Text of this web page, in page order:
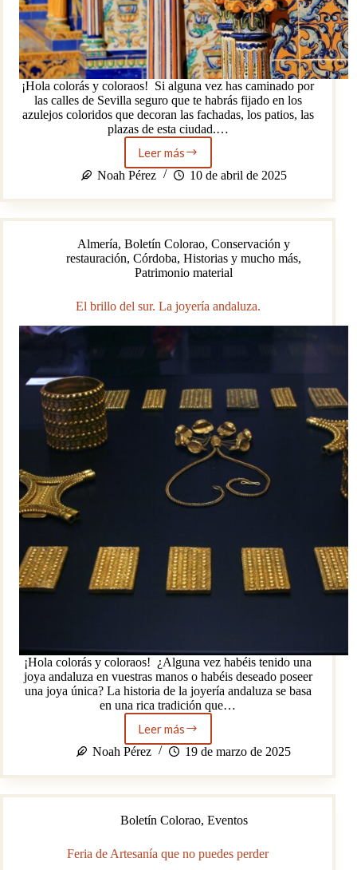
¡Hola colorás y coloraos! Si alguna vez has caminado por
las calles de Sevilla seguro que te habrás fijado en los
azulejos coloridos que decoran las fachadas, los patios, las
plazas de esta ciudad.…
Leer más
Arte
en
azulejo.
Noah Pérez 10 de abril de 2025
Almería,Boletín Colorao,Conservación y
restauración,Córdoba,Historias y mucho más,
Patrimonio material
El brillo del sur. La joyería andaluza.
¡Hola colorás y coloraos! ¿Alguna vez habéis tenido una
joya andaluza en vuestras manos o habéis deseado poseer
una joya única? La historia de la joyería andaluza se basa
en una rica tradición que…
Leer más
El
brillo
sur.
La
andaluza.
Noah Pérez 19 de marzo de 2025
Boletín Colorao, Eventos
Feria de Artesanía que no puedes perder